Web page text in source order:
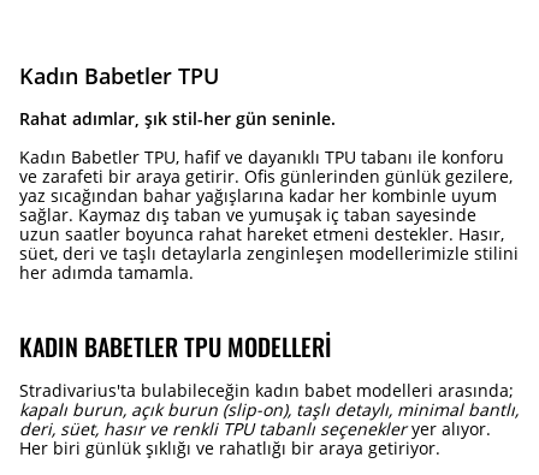
Kadın Babetler TPU
Rahat adımlar, şık stil-her gün seninle.
Kadın Babetler TPU, hafif ve dayanıklı TPU tabanı ile konforu
ve zarafeti bir araya getirir. Ofis günlerinden günlük gezilere,
yaz sıcağından bahar yağışlarına kadar her kombinle uyum
sağlar. Kaymaz dış taban ve yumuşak iç taban sayesinde
uzun saatler boyunca rahat hareket etmeni destekler. Hasır,
süet, deri ve taşlı detaylarla zenginleşen modellerimizle stilini
her adımda tamamla.
KADIN BABETLER TPU MODELLERI
Stradivarius'ta bulabileceğin kadın babet modelleri arasında;
kapalı burun, açık burun (slip-on), taşlı detaylı, minimal bantlı,
deri, süet, hasır ve renkli TPU tabanlı seçenekleryer alıyor.
Her biri günlük şıklığı ve rahatlığı bir araya getiriyor.